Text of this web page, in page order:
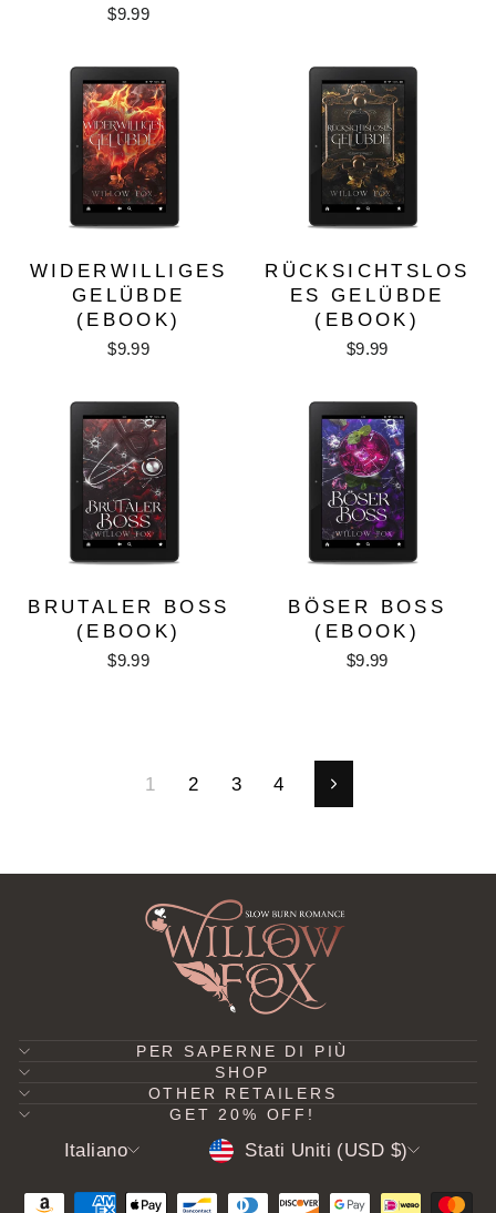
$9.99
WIDERWILLIGES
GELÜBDE
(EBOOK)
$9.99
RÜCKSICHTSLOS
ES GELÜBDE
(EBOOK)
$9.99
BRUTALER BOSS
(EBOOK)
$9.99
BÖSER BOSS
(EBOOK)
$9.99
1 2 3 4 Successivo
PER SAPERNE DI PIÙ
SHOP
OTHER RETAILERS
GET 20% OFF!
LINGUA
Italiano VALUTA
Stati Uniti (USD $)